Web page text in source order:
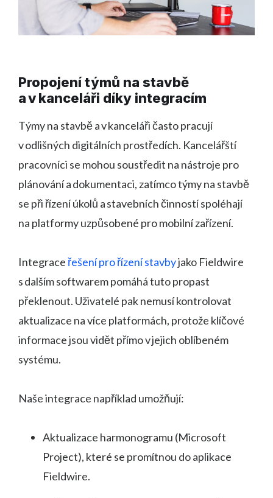
Propojení týmů na stavbě
a v kanceláři díky integracím
Týmy na stavbě a v kanceláři často pracují
v odlišných digitálních prostředích. Kancelářští
pracovníci se mohou soustředit na nástroje pro
plánování a dokumentaci, zatímco týmy na stavbě
se při řízení úkolů a stavebních činností spoléhají
na platformy uzpůsobené pro mobilní zařízení.
Integraceřešení pro řízení stavbyjako Fieldwire
s dalším softwarem pomáhá tuto propast
překlenout. Uživatelé pak nemusí kontrolovat
aktualizace na více platformách, protože klíčové
informace jsou vidět přímo v jejich oblíbeném
systému.
Naše integrace například umožňují:
Aktualizace harmonogramu (Microsoft
Project), které se promítnou do aplikace
Fieldwire.